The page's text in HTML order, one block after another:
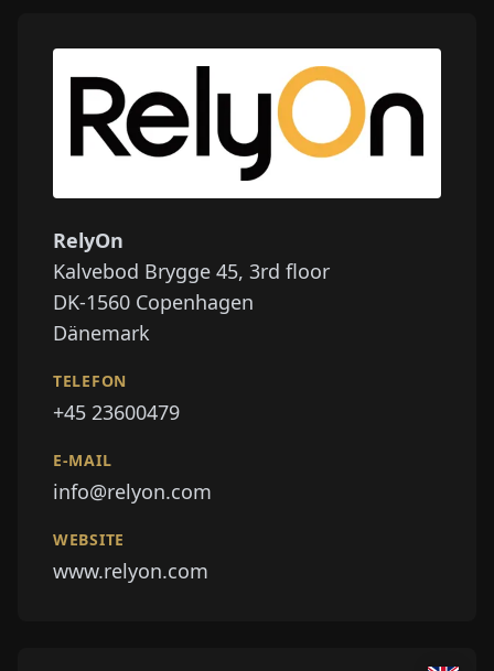
RelyOn
Kalvebod Brygge 45, 3rd floor
DK-1560 Copenhagen
Dänemark
TELEFON
+45 23600479
E-MAIL
info@relyon.com
WEBSITE
www.relyon.com